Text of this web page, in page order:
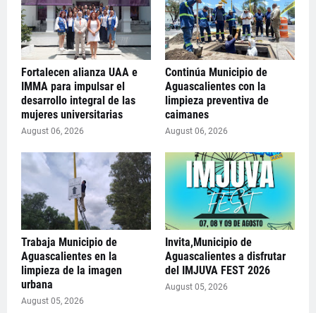
Fortalecen alianza UAA e
IMMA para impulsar el
desarrollo integral de las
mujeres universitarias
August 06, 2026
Continúa Municipio de
Aguascalientes con la
limpieza preventiva de
caimanes
August 06, 2026
Trabaja Municipio de
Aguascalientes en la
limpieza de la imagen
urbana
August 05, 2026
Invita,Municipio de
Aguascalientes a disfrutar
del IMJUVA FEST 2026
August 05, 2026